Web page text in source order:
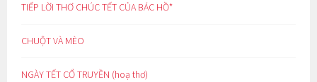
TIẾP LỜI THƠ CHÚC TẾT CỦA BÁC HỒ*
CHUỘT VÀ MÈO
NGÀY TẾT CỔ TRUYỀN (hoạ thơ)